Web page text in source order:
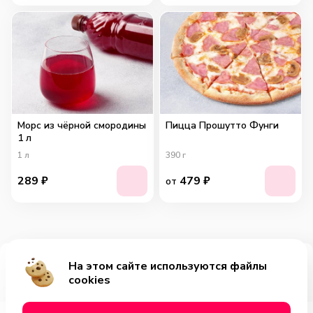
Добавить за 449₽
Морс из чёрной смородины
1 л
1 л
289 ₽
Пицца Прошутто Фунги
390 г
от 479 ₽
На этом сайте используются файлы
cookies